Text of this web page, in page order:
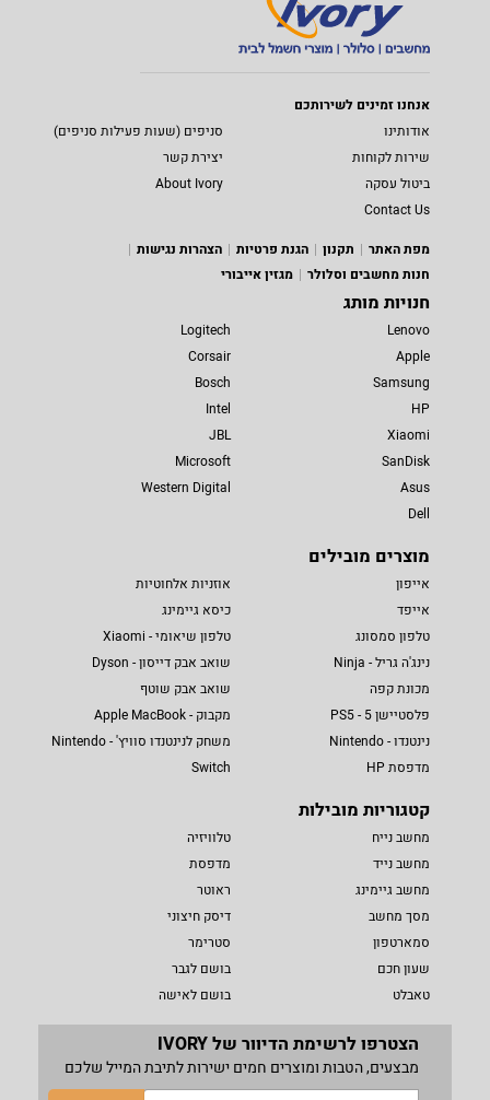
אנחנו זמינים לשירותכם
אודותינו
סניפים (שעות פעילות סניפים)
שירות לקוחות
יצירת קשר
ביטול עסקה
About Ivory
Contact Us
מפת האתר
תקנון הגנת פרטיות
הצהרות נגישות
חנות מחשבים וסלולר
מגזין אייבורי
חנויות מותג
Lenovo
Apple
Samsung
HP
Xiaomi
SanDisk
Asus
Dell
Logitech
Corsair
Bosch
Intel
JBL
Microsoft
Western Digital
מוצרים מובילים
אייפון
אייפד
טלפון סמסונג
נינג'ה גריל - Ninja
מכונת קפה
פלסטיישן 5 - PS5
נינטנדו - Nintendo
מדפסת HP
אוזניות אלחוטיות
כיסא גיימינג
טלפון שיאומי - Xiaomi
שואב אבק דייסון - Dyson
שואב אבק שוטף
מקבוק - Apple MacBook
משחק לנינטנדו סוויץ' - Nintendo
Switch
קטגוריות מובילות
מחשב נייח
מחשב נייד
מחשב גיימינג
מסך מחשב
סמארטפון
שעון חכם
טאבלט
טלוויזיה
מדפסת
ראוטר
דיסק חיצוני
סטרימר
בושם לגבר
בושם לאישה
הצטרפו לרשימת הדיוור של IVORY
מבצעים, הטבות ומוצרים חמים ישירות לתיבת המייל שלכם